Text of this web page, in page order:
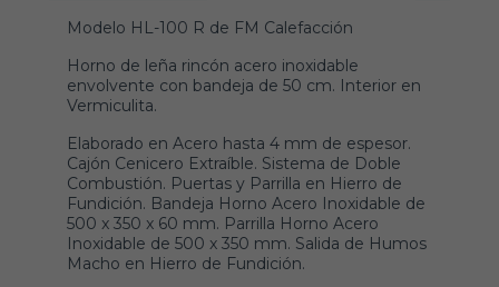
Modelo HL-100 R de FM Calefacción
Horno de leña rincón acero inoxidable
envolvente con bandeja de 50 cm. Interior en
Vermiculita.
Elaborado en Acero hasta 4 mm de espesor.
Cajón Cenicero Extraíble. Sistema de Doble
Combustión. Puertas y Parrilla en Hierro de
Fundición. Bandeja Horno Acero Inoxidable de
500 x 350 x 60 mm. Parrilla Horno Acero
Inoxidable de 500 x 350 mm. Salida de Humos
Macho en Hierro de Fundición.